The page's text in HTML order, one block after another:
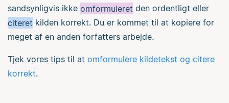
sandsynligvis ikke omformuleret den ordentligt eller
citeret kilden korrekt. Du er kommet til at kopiere for
meget af en anden forfatters arbejde.
Tjek vores tips til at omformulere kildetekst og citere
korrekt.